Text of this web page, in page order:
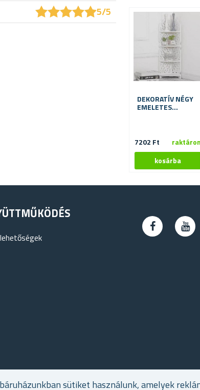
sütiket használunk, amelyek
DEKORATÍV NÉGY
EMELETES
7202 Ft raktáron
★★★★★
★★★★★5/5